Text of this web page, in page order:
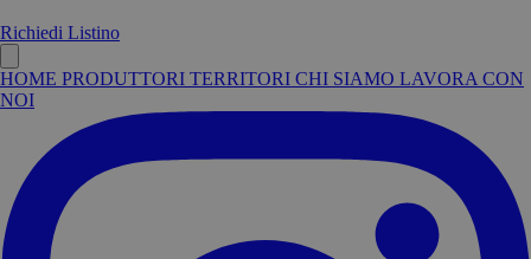
Richiedi Listino
HOME PRODUTTORI TERRITORI CHI SIAMO LAVORA CON
NOI